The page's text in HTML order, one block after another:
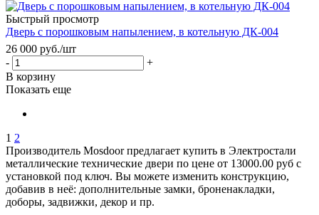
Быстрый просмотр
Дверь с порошковым напылением, в котельную ДК-004
26 000 руб./шт
-
+
В корзину
Показать еще
1 2
Производитель Mosdoor предлагает купить в Электростали
металлические технические двери по цене от 13000.00 руб с
установкой под ключ. Вы можете изменить конструкцию,
добавив в неё: дополнительные замки, броненакладки,
доборы, задвижки, декор и пр.